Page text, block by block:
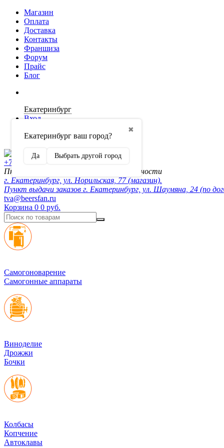
Магазин
Оплата
Доставка
Контакты
Франшиза
Форум
Прайс
Блог
Екатеринбург
✖
Екатеринбург ваш город?
Да Выбрать другой город
Вход
Регистрация
+7 (902) 872-54-70
Пн-Пт 10:00-20:00, сб-вск по договорённости
г. Екатеринбург, ул. Норильская, 77 (магазин).
Пункт выдачи заказов г. Екатеринбург, ул. Шаумяна, 24 (по
tva@beersfan.ru
Корзина 0 0 руб.
Cамогоноварение
Самогонные аппараты
Виноделие
Дрожжи
Бочки
Колбасы
Копчение
Автоклавы